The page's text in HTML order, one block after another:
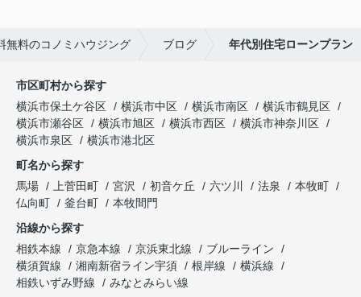
無料のコノミハウジング ブログ 年代別住宅ローンプラン
市区町村から探す
横浜市保土ケ谷区
横浜市中区 横浜市南区
横浜市鶴見区
横浜市瀬谷区
横浜市旭区 横浜市西区
横浜市神奈川区
横浜市泉区
横浜市港北区
町名から探す
馬場
上菅田町 宮沢 初音ケ丘 六ツ川 法泉
本牧町
仏向町
釜台町
本牧間門
沿線から探す
相鉄本線
京急本線 京浜東北線
ブルーライン
横須賀線
湘南新宿ライン宇須 根岸線
横浜線
相鉄いずみ野線
みなとみらい線